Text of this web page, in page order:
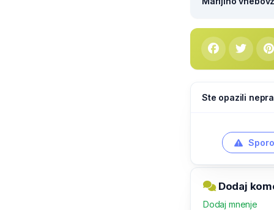
Ste opazili
Dodaj
Dodaj mnenje